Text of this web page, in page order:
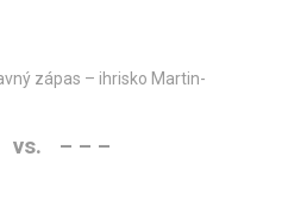
zápas – ihrisko Martin-
vs. – – –